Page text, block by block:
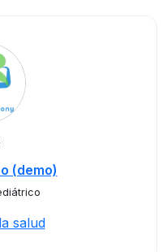
(demo)
salud